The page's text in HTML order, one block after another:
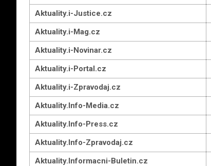
Aktuality.i-Justice.cz
Aktuality.i-Mag.cz
Aktuality.i-Novinar.cz
Aktuality.i-Portal.cz
Aktuality.i-Zpravodaj.cz
Aktuality.Info-Media.cz
Aktuality.Info-Press.cz
Aktuality.Info-Zpravodaj.cz
Aktuality.Informacni-Buletin.cz